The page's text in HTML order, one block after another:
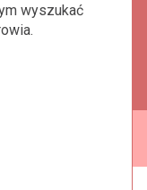
wyszukać